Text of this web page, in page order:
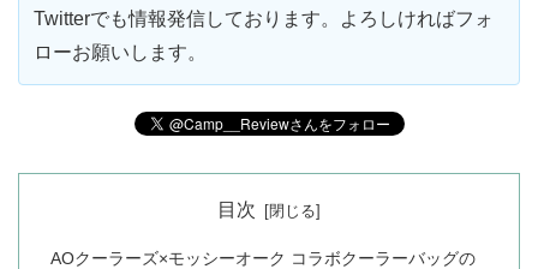
Twitterでも情報発信しております。よろしければフォ
ローお願いします。
目次
AOクーラーズ×モッシーオーク コラボクーラーバッグの